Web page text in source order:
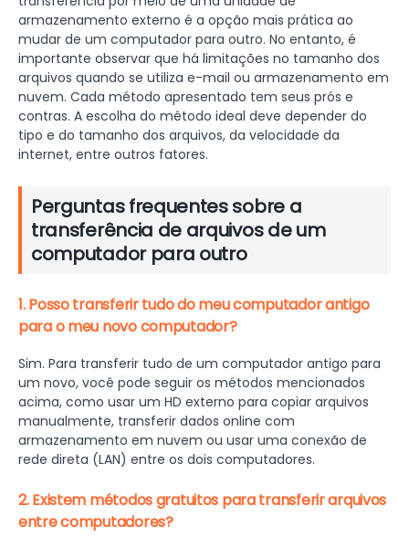
armazenamento externo é a opção mais prática ao
mudar de um computador para outro. No entanto, é
importante observar que há limitações no tamanho dos
arquivos quando se utiliza e-mail ou armazenamento em
nuvem. Cada método apresentado tem seus prós e
contras. A escolha do método ideal deve depender do
tipo e do tamanho dos arquivos, da velocidade da
internet, entre outros fatores.
Perguntas frequentes sobre a
transferência de arquivos de um
computador para outro
1. Posso transferir tudo do meu computador antigo
para o meu novo computador?
Sim. Para transferir tudo de um computador antigo para
um novo, você pode seguir os métodos mencionados
acima, como usar um HD externo para copiar arquivos
manualmente, transferir dados online com
armazenamento em nuvem ou usar uma conexão de
rede direta (LAN) entre os dois computadores.
2. Existem métodos gratuitos para transferir arquivos
entre computadores?